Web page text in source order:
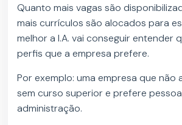
Quanto mais vagas são
mais currículos são alocados para
melhor a I.A. vai conseguir entender
perfis que a empresa prefere.
Por exemplo: uma empresa que não
sem curso superior e prefere
administração.